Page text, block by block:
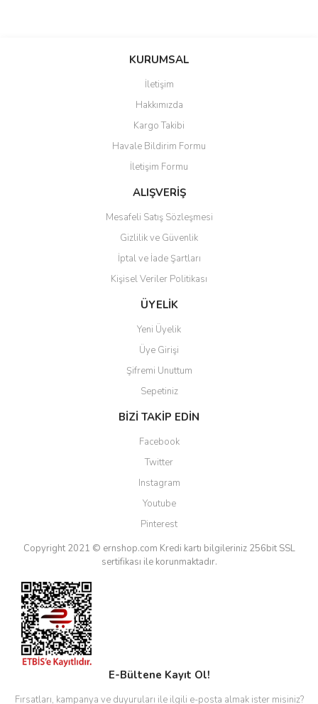
Bu ürüne ilk yorumu siz yapın!
Ürün resmi kalitesiz, bozuk veya görüntülenemiyor.
Ürün açıklamasında eksik bilgiler bulunuyor.
Ürün bilgilerinde hatalar bulunuyor.
Ürün fiyatı diğer sitelerden daha pahalı.
Bu ürüne benzer farklı alternatifler olmalı.
Gönder
KURUMSAL
İletişim
Hakkımızda
Kargo Takibi
Havale Bildirim Formu
İletişim Formu
ALIŞVERİŞ
Mesafeli Satış Sözleşmesi
Gizlilik ve Güvenlik
İptal ve İade Şartları
Kişisel Veriler Politikası
ÜYELİK
Yeni Üyelik
Üye Girişi
Şifremi Unuttum
Sepetiniz
BİZİ TAKİP EDİN
Facebook
Twitter
Instagram
Youtube
Pinterest
Copyright 2021 © ernshop.com Kredi kartı bilgileriniz 256bit SSL
sertifikası ile korunmaktadır.
E-Bültene Kayıt Ol!
Fırsatları, kampanya ve duyuruları ile ilgili e-posta almak ister misiniz?